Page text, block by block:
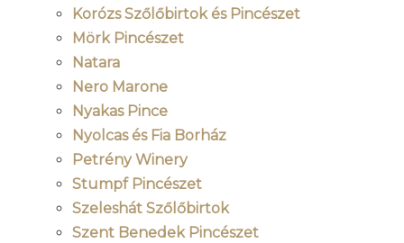
Korózs Szőlőbirtok és Pincészet
Mörk Pincészet
Natara
Nero Marone
Nyakas Pince
Nyolcas és Fia Borház
Petrény Winery
Stumpf Pincészet
Szeleshát Szőlőbirtok
Szent Benedek Pincészet